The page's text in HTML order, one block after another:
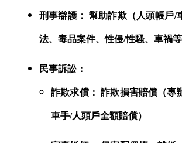
刑事辯護： 幫助詐欺（人頭帳戶/
法、毒品案件、性侵/性騷、車禍等
民事訴訟：
詐欺求償： 詐欺損害賠償（專
車手/人頭戶全額賠償）